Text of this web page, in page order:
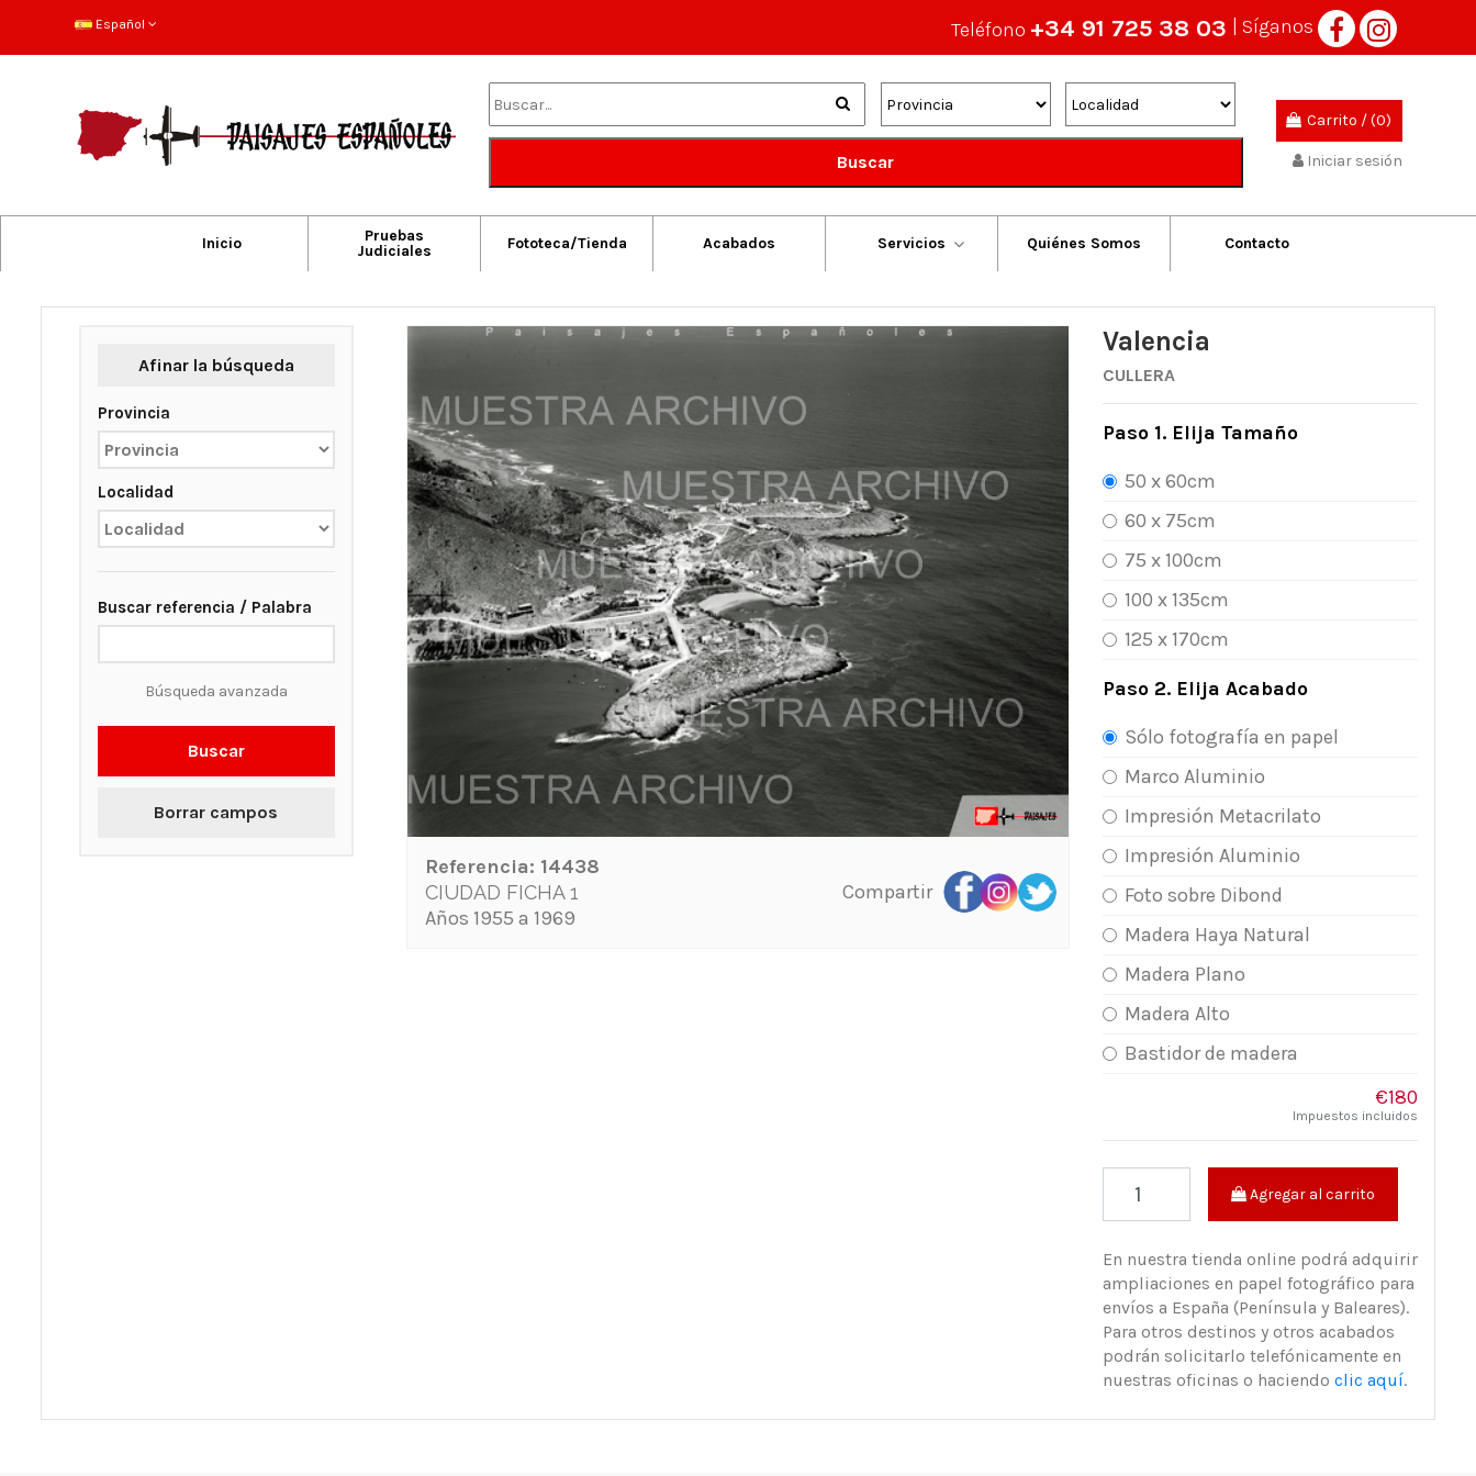
Español Teléfono +34 91 725 38 03 | Síganos
Buscar
Carrito /(0)
Iniciar sesión
Inicio
Pruebas
Judiciales
Fototeca/Tienda Acabados Servicios Quiénes Somos Contacto
Afinar la búsqueda
Provincia
Localidad
Buscar referencia / Palabra
Búsqueda avanzada
Buscar
Borrar campos
Referencia: 14438
CIUDAD FICHA 1
Años 1955 a 1969
Compartir
Valencia
CULLERA
Paso 1. Elija Tamaño
50 x 60cm
60 x 75cm
75 x 100cm
100 x 135cm
125 x 170cm
Paso 2. Elija Acabado
Sólo fotografía en papel
Marco Aluminio
Impresión Metacrilato
Impresión Aluminio
Foto sobre Dibond
Madera Haya Natural
Madera Plano
Madera Alto
Bastidor de madera
€180
Impuestos incluidos
Agregar al carrito
En nuestra tienda online podrá adquirir
ampliaciones en papel fotográfico para
envíos a España (Península y Baleares).
Para otros destinos y otros acabados
podrán solicitarlo telefónicamente en
nuestras oficinas o haciendo clic aquí.